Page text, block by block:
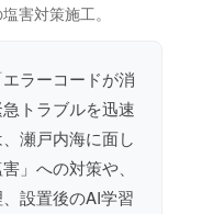
害対策施工。
ラーコードが消
トラブルを迅速
瀬戸内海に面し
」への対策や、
設置後のAI学習